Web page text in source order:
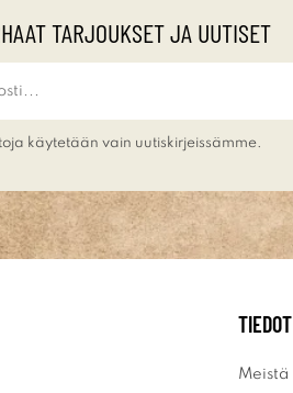
TARJOUKSET JA UUTISET
käytetään vain uutiskirjeissämme.
TIEDOT
Meistä